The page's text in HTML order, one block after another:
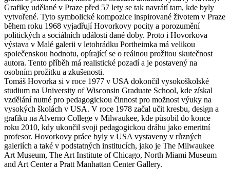
Grafiky udělané v Praze před 57 lety se tak navrátí tam, kde byly
vytvořené. Tyto symbolické kompozice inspirované životem v Praze
během roku 1968 vyjadřují Hovorkovy pocity a porozumění
politických a sociálních události dané doby. Proto i Hovorkova
výstava v Malé galerii v letohrádku Portheimka má velikou
společenskou hodnotu, opírající se o reálnou prožitou skutečnost
autora. Tento příběh má realistické pozadí a je postavený na
osobním prožitku a zkušenosti.
Tomáš Hovorka si v roce 1977 v USA dokončil vysokoškolské
studium na University of Wisconsin Graduate School, kde získal
vzdělání nutné pro pedagogickou činnost pro možnost výuky na
vysokých školách v USA. V roce 1978 začal učit kresbu, design a
grafiku na Alverno College v Milwaukee, kde působil do konce
roku 2010, kdy ukončil svoji pedagogickou dráhu jako emeritní
profesor. Hovorkovy práce byly v USA vystaveny v různých
galeriích a také v podstatných institucích, jako je The Milwaukee
Art Museum, The Art Institute of Chicago, North Miami Museum
and Art Center a Pratt Manhattan Center Gallery.